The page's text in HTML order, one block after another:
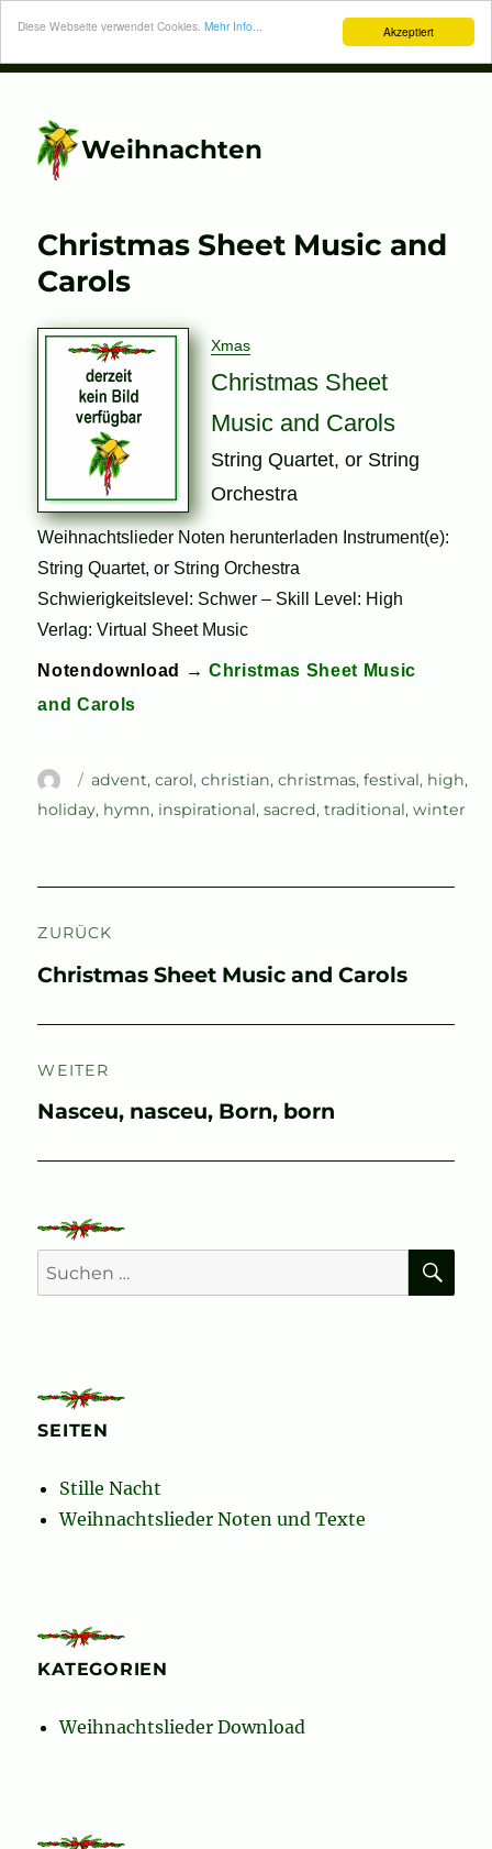
Akzeptiert
Diese Webseite verwendet Cookies. Mehr Info...
Weihnachten
Christmas Sheet Music and
Carols
Xmas
Christmas Sheet
Music and Carols
String Quartet, or String
Orchestra
Weihnachtslieder Noten herunterladen Instrument(e):
String Quartet, or String Orchestra
Schwierigkeitslevel: Schwer – Skill Level: High
Verlag: Virtual Sheet Music
Notendownload →Christmas Sheet Music
and Carols
Autor
Schlagwörter
advent,carol,christian,christmas,festival, high,
holiday, hymn, inspirational,sacred,traditional,winter
ZURÜCK
Vorheriger
Christmas Sheet Music and Carols
WEITER
Nächster
Nasceu, nasceu, Born, born
Suchen
nach:
SEITEN
Stille Nacht
Weihnachtslieder Noten und Texte
KATEGORIEN
Weihnachtslieder Download